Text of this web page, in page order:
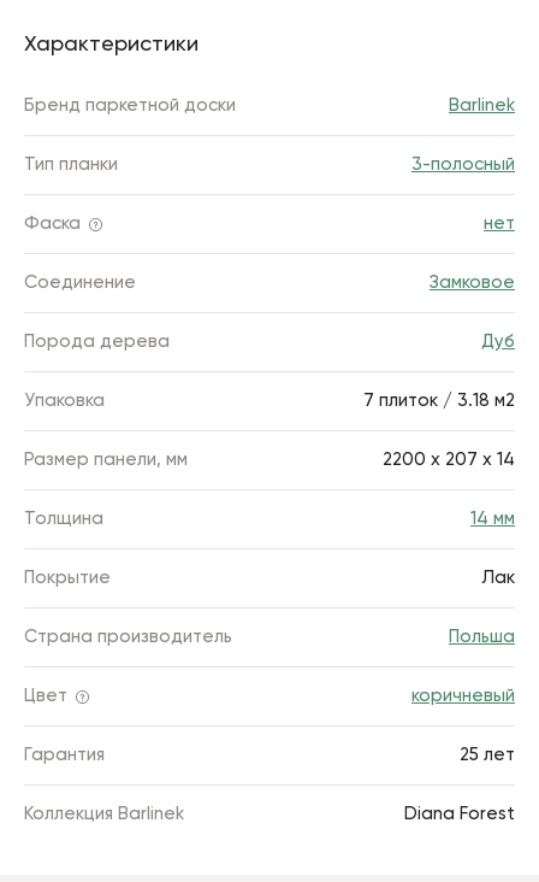
Характеристики
Бренд паркетной доски Barlinek
Тип планки 3-полосный
Фаска нет
Соединение Замковое
Порода дерева Дуб
Упаковка 7 плиток / 3.18 м2
Размер панели, мм 2200 х 207 x 14
Толщина 14 мм
Покрытие Лак
Страна производитель Польша
Цвет коричневый
Гарантия 25 лет
Коллекция Barlinek Diana Forest